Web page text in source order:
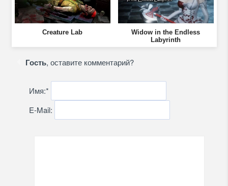
Creature Lab
Widow in the Endless
Labyrinth
Гость, оставите комментарий?
Имя:*
E-Mail: